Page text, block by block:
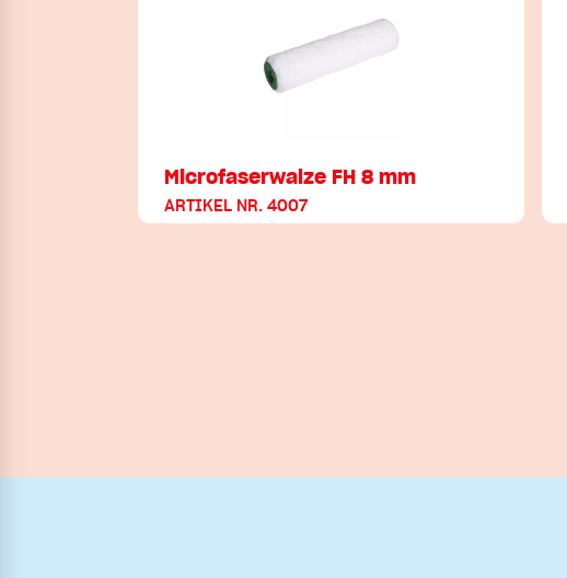
Microfaserwalze FH 8 mm
ARTIKEL NR. 4007